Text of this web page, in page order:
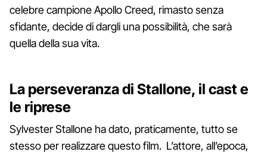
celebre campione Apollo Creed, rimasto senza
sfidante, decide di dargli una possibilità, che sarà
quella della sua vita.
La perseveranza di Stallone, il cast e
le riprese
Sylvester Stallone ha dato, praticamente, tutto se
stesso per realizzare questo film. L’attore, all’epoca,